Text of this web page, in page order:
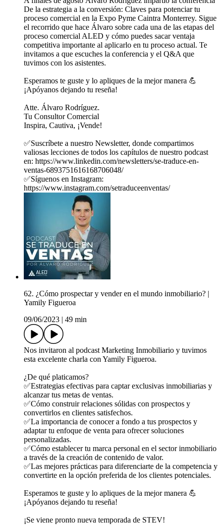
De la estrategia a la conversión: Claves para potenciar tu
proceso comercial en la Expo Pyme Caintra Monterrey. Sigue
el recorrido que hace Álvaro sobre cada una de las etapas del
proceso comercial ALED y cómo puedes sacar ventaja
competitiva importante al aplicarlo en tu proceso actual. Te
invitamos a que escuches la conferencia y el Q&A que
tuvimos con los asistentes.
Esperamos te guste y lo apliques de la mejor manera 💪
¡Apóyanos dejando tu reseña!
Atte. Álvaro Rodríguez.
Tu Consultor Comercial
Inspira, Cautiva, ¡Vende!
✅Suscríbete a nuestro Newsletter, donde compartimos
valiosas lecciones de todos los capítulos de nuestro podcast
en: https://www.linkedin.com/newsletters/se-traduce-en-
ventas-6893751616168706048/
✅Síguenos en Instagram:
https://www.instagram.com/setraduceenventas/
62. ¿Cómo prospectar y vender en el mundo inmobiliario? |
Yamily Figueroa
09/06/2023
49 min
Nos invitaron al podcast Marketing Inmobiliario y tuvimos
esta excelente charla con Yamily Figueroa.
¿De qué platicamos?
✅Estrategias efectivas para captar exclusivas inmobiliarias y
alcanzar tus metas de ventas.
✅Cómo construir relaciones sólidas con prospectos y
convertirlos en clientes satisfechos.
✅La importancia de conocer a fondo a tus prospectos y
adaptar tu enfoque de venta para ofrecer soluciones
personalizadas.
✅Cómo establecer tu marca personal en el sector inmobiliario
a través de la creación de contenido de valor.
✅Las mejores prácticas para diferenciarte de la competencia y
convertirte en la opción preferida de los clientes potenciales.
Esperamos te guste y lo apliques de la mejor manera 💪
¡Apóyanos dejando tu reseña!
¡Se viene pronto nueva temporada de STEV!